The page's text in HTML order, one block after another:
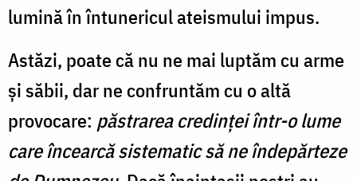
lumină în întunericul ateismului impus.
Astăzi, poate că nu ne mai luptăm cu arme
și săbii, dar ne confruntăm cu o altă
provocare: păstrarea credinței într-o lume
care încearcă sistematic să ne îndepărteze